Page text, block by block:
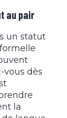
au pair
un statut
vous dès
la